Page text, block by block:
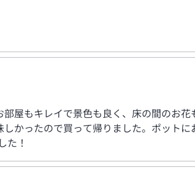
屋もキレイで景色も良く、床の間のお花
かったので買って帰りました。ポットに
た！